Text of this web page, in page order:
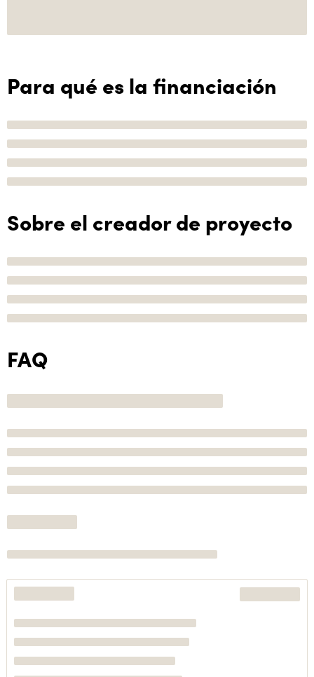
Para qué es la financiación
Sobre el creador de proyecto
FAQ